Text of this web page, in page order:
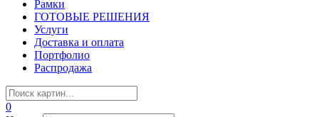
Рамки
ГОТОВЫЕ РЕШЕНИЯ
Услуги
Доставка и оплата
Портфолио
Распродажа
0